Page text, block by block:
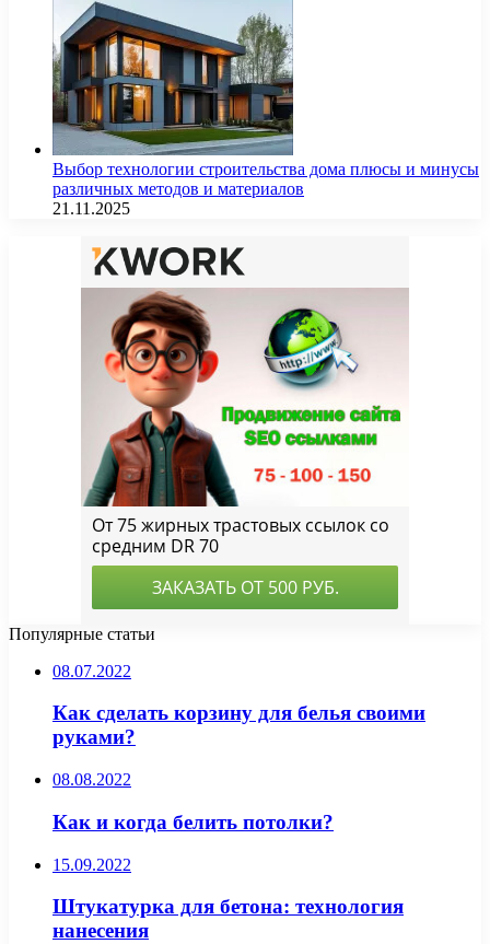
Выбор технологии строительства дома плюсы и минусы
различных методов и материалов
21.11.2025
Популярные статьи
08.07.2022
Как сделать корзину для белья своими
руками?
08.08.2022
Как и когда белить потолки?
15.09.2022
Штукатурка для бетона: технология
нанесения